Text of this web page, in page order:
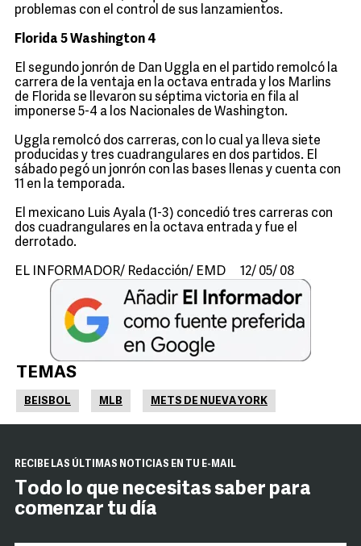
problemas con el control de sus lanzamientos.
Florida 5 Washington 4
El segundo jonrón de Dan Uggla en el partido remolcó la
carrera de la ventaja en la octava entrada y los Marlins
de Florida se llevaron su séptima victoria en fila al
imponerse 5-4 a los Nacionales de Washington.
Uggla remolcó dos carreras, con lo cual ya lleva siete
producidas y tres cuadrangulares en dos partidos. El
sábado pegó un jonrón con las bases llenas y cuenta con
11 en la temporada.
El mexicano Luis Ayala (1-3) concedió tres carreras con
dos cuadrangulares en la octava entrada y fue el
derrotado.
EL INFORMADOR/ Redacción/ EMD 12/ 05/ 08
TEMAS
BEISBOL MLB METS DE NUEVA YORK
RECIBE LAS ÚLTIMAS NOTICIAS EN TU E-MAIL
Todo lo que necesitas saber para
comenzar tu día